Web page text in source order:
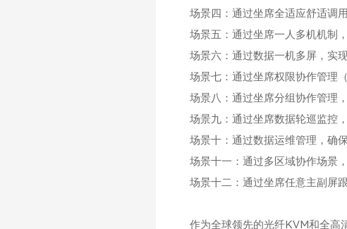
场景四：通过坐席全适应舒适调
场景五：通过坐席一人多机机制
场景六：通过数据一机多屏，实
场景七：通过坐席权限协作管理
场景八：通过坐席分组协作管理
场景九：通过坐席数据轮巡监控
场景十：通过数据运维管理，确
场景十一：通过多区域协作场景
场景十二：通过坐席任意主副屏
作为全球领先的光纤KVM和全高